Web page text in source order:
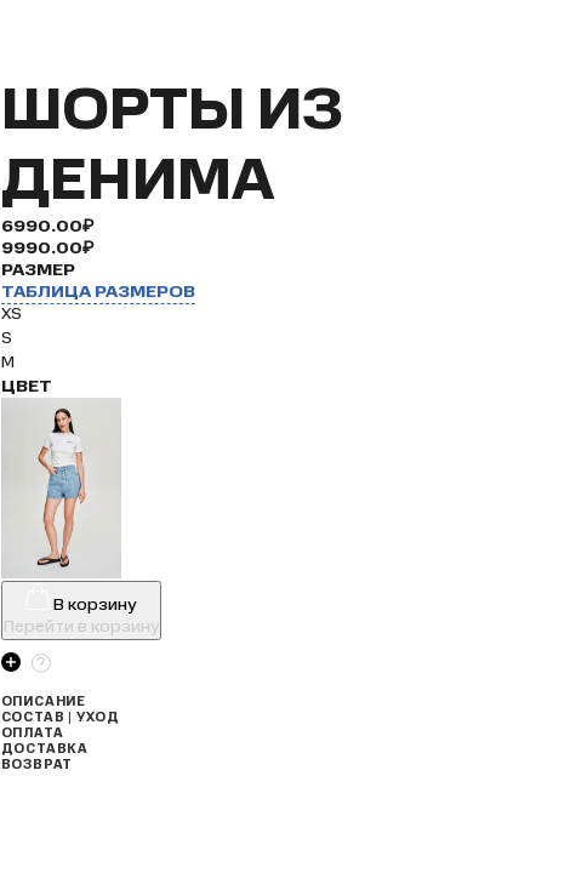
ШОРТЫ ИЗ
ДЕНИМА
6990.00₽
9990.00₽
РАЗМЕР
ТАБЛИЦА РАЗМЕРОВ
XS
S
M
ЦВЕТ
В корзину
Перейти в корзину
ОПИСАНИЕ
СОСТАВ | УХОД
ОПЛАТА
ДОСТАВКА
ВОЗВРАТ